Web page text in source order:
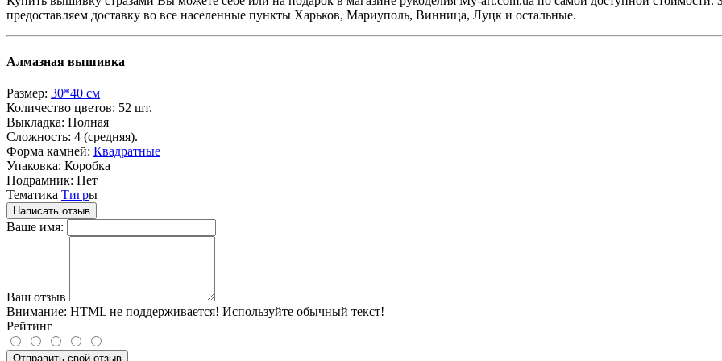
предоставляем доставку во все населенные пункты Харьков, Мариуполь, Винница, Луцк и остальные.
Алмазная вышивка
Размер: 30*40 см
Количество цветов: 52 шт.
Выкладка: Полная
Сложность: 4 (средняя).
Форма камней: Квадратные
Упаковка: Коробка
Подрамник: Нет
Тематика Тигры
Написать отзыв
Ваше имя:
Ваш отзыв
Внимание: HTML не поддерживается! Используйте обычный текст!
Рейтинг
Отправить свой отзыв